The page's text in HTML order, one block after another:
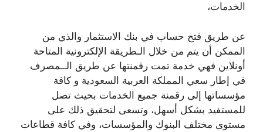
الخدمات،
عن طريق فتح حساب في بنك الاستثمار والذي من
الممكن أن يتم من خلال الـطريقة الإلكترونية المتاحة
أونلاين فهي خدمة تمت رقمنتها عن طريق الــمصرف
في إطار سعي المملكة العربية السعودية و كافة
مؤسساتها إلى رقمنة جميع الخدمات بحيث تصل
للمستفيد بشكل أسهل، وتسعى لتحقيق ذلك على
مستوى مختلف البنوك والمؤسسات، وفي كافة قطاعات